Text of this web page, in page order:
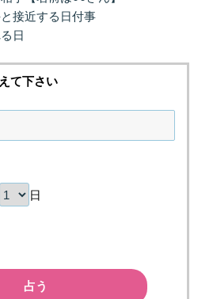
接近する日付事
日
て下さい
日
占う